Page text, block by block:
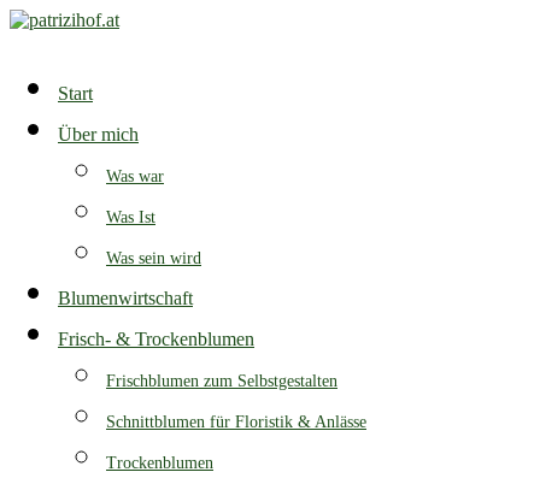
Zum
Start
Über mich
Was war
Was Ist
Was sein wird
Blumenwirtschaft
Frisch- & Trockenblumen
Frischblumen zum Selbstgestalten
Schnittblumen für Floristik & Anlässe
Trockenblumen